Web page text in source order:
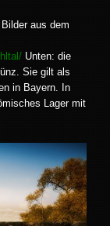
Bilder aus dem
Unten: die
Sie gilt als
in Bayern. In
Lager mit